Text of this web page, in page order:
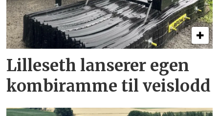
Lilleseth lanserer egen
kombi­ramme til veislodd